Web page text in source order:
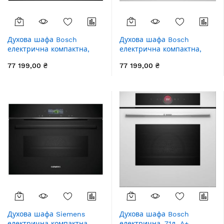
Духова шафа Bosch
електрична компактна,
ф-ція мікрохвиль, чорний
77 199,00 ₴
Духова шафа Bosch
електрична компактна,
ф-ція мікрохвиль, білий
77 199,00 ₴
Духова шафа Siemens
Духова шафа Bosch